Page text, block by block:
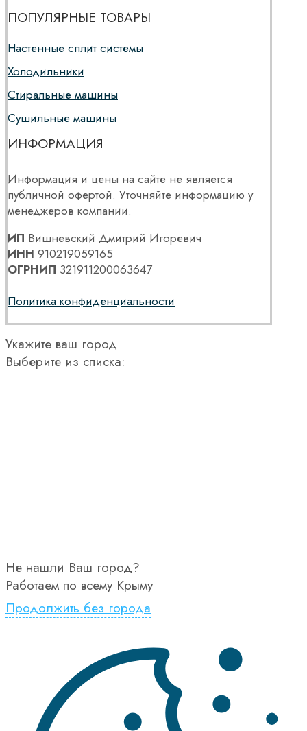
ПОПУЛЯРНЫЕ ТОВАРЫ
Настенные сплит системы
Холодильники
Стиральные машины
Сушильные машины
ИНФОРМАЦИЯ
Информация и цены на сайте не является
публичной офертой. Уточняйте информацию у
менеджеров компании.
ИП Вишневский Дмитрий Игоревич
ИНН 910219059165
ОГРНИП 321911200063647
Политика конфиденциальности
Укажите ваш город
Выберите из списка:
Не нашли Ваш город?
Работаем по всему Крыму
Продолжить без города